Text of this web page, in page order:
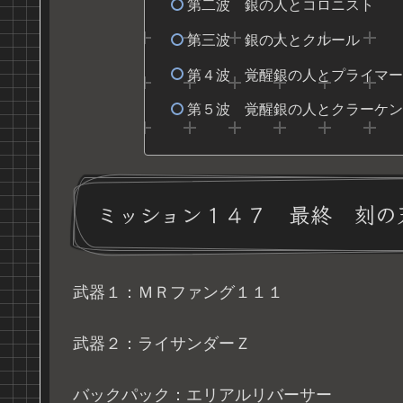
第二波 銀の人とコロニスト
第三波 銀の人とクルール
第４波 覚醒銀の人とプライマー
第５波 覚醒銀の人とクラーケン
ミッション１４７ 最終 刻の
武器１：ＭＲファング１１１
武器２：ライサンダーＺ
バックパック：エリアルリバーサー